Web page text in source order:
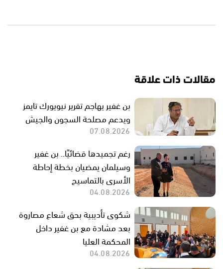
مقالات ذات علاقة
بن غفير يهاجم تقرير نيويورك تايمز
ويدعم مصلحة السجون والجيش
07.08.2026
رغم تجميدها قضائيًا.. بن غفير
وسيلمان يمضيان بخطة إحاطة
الأسرى بالتماسيح
04.08.2026
شكوى تأديبية بحق شعاع مصاروة
بعد مشادة مع بن غفير داخل
المحكمة العليا
04.08.2026